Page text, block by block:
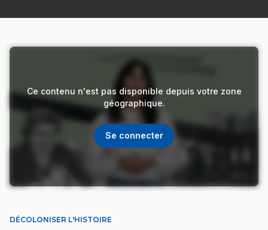
Ce contenu n'est pas disponible depuis votre zone
géographique.
Se connecter
DÉCOLONISER L'HISTOIRE